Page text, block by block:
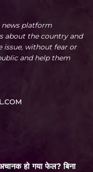
news platform
about the country and
issue, without fear or
and help them
हो गया फेल? बिना